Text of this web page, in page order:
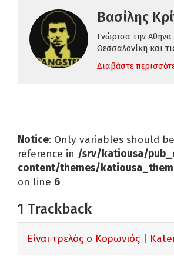
Βασίλης
Γνώρισα την
Θεσσαλονίκη και
Διαβάστε
Notice: Only variables should
reference in /srv/katiousa/
content/themes/
on line 6
1 Trackback
Είναι τρελός ο Κορωνιός |